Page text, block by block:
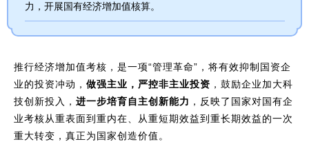
力，开展国有经济增加值核算。
推行经济增加值考核，是一项“管理革命”，将有效抑制国资企
业的投资冲动， 做强主业，严控非主业投资 ，鼓励企业加大科
技创新投入， 进一步培育自主创新能力 ，反映了国家对国有企
业考核从重表面到重内在、从重短期效益到重长期效益的一次
重大转变，真正为国家创造价值。